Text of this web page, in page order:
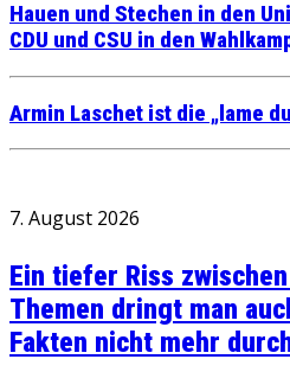
Hauen und Stechen in den
CDU und CSU in den
Armin Laschet ist die „lame
7. August 2026
Ein tiefer Riss
Themen dringt man
Fakten nicht mehr